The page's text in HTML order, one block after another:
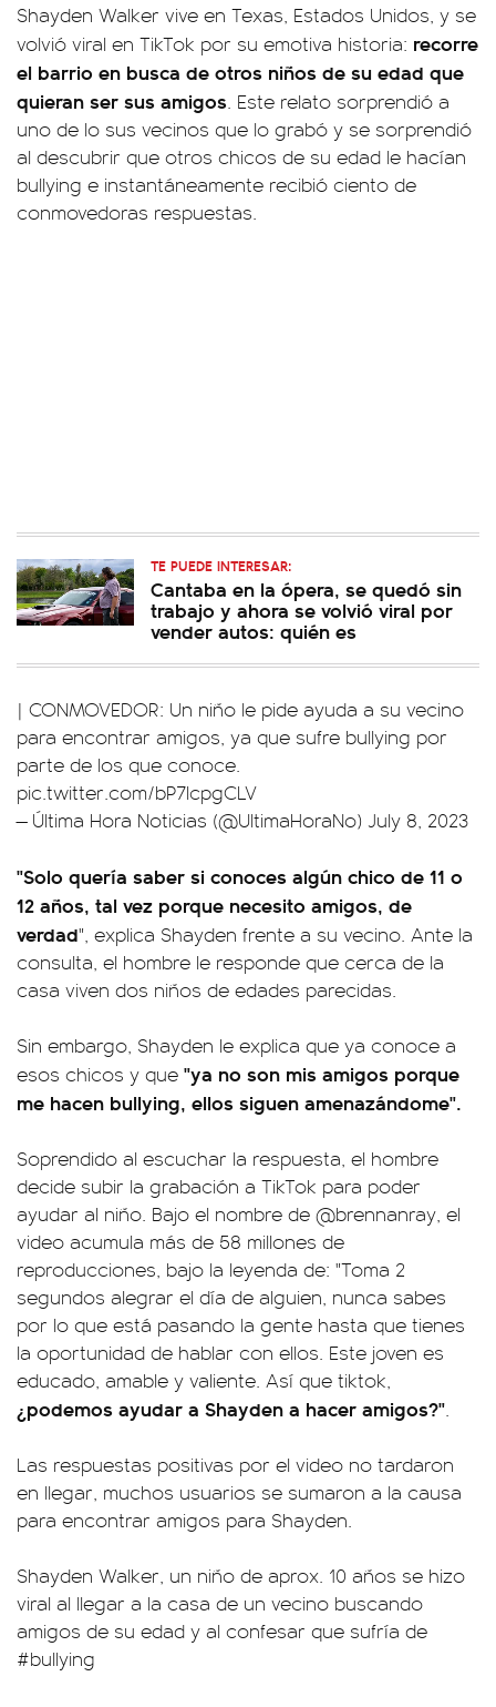
Shayden Walker vive en Texas, Estados Unidos, y se
volvió viral en TikTok por su emotiva historia: recorre
el barrio en busca de otros niños de su edad que
quieran ser sus amigos. Este relato sorprendió a
uno de lo sus vecinos que lo grabó y se sorprendió
al descubrir que otros chicos de su edad le hacían
bullying e instantáneamente recibió ciento de
conmovedoras respuestas.
TE PUEDE INTERESAR:
Cantaba en la ópera, se quedó sin
trabajo y ahora se volvió viral por
vender autos: quién es
| CONMOVEDOR: Un niño le pide ayuda a su vecino
para encontrar amigos, ya que sufre bullying por
parte de los que conoce.
pic.twitter.com/bP7lcpgCLV
— Última Hora Noticias (@UltimaHoraNo) July 8, 2023
"Solo quería saber si conoces algún chico de 11 o
12 años, tal vez porque necesito amigos, de
verdad", explica Shayden frente a su vecino. Ante la
consulta, el hombre le responde que cerca de la
casa viven dos niños de edades parecidas.
Sin embargo, Shayden le explica que ya conoce a
esos chicos y que "ya no son mis amigos porque
me hacen bullying, ellos siguen amenazándome".
Soprendido al escuchar la respuesta, el hombre
decide subir la grabación a TikTok para poder
ayudar al niño. Bajo el nombre de @brennanray, el
video acumula más de 58 millones de
reproducciones, bajo la leyenda de: "Toma 2
segundos alegrar el día de alguien, nunca sabes
por lo que está pasando la gente hasta que tienes
la oportunidad de hablar con ellos. Este joven es
educado, amable y valiente. Así que tiktok,
¿podemos ayudar a Shayden a hacer amigos?".
Las respuestas positivas por el video no tardaron
en llegar, muchos usuarios se sumaron a la causa
para encontrar amigos para Shayden.
Shayden Walker, un niño de aprox. 10 años se hizo
viral al llegar a la casa de un vecino buscando
amigos de su edad y al confesar que sufría de
#bullying